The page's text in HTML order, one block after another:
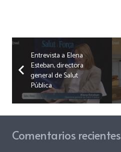
Entrevista a Elena
Esteban, directora
general de Salut
Pública
Comentarios recientes